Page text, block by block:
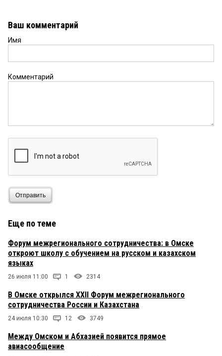
Ваш комментарий
Имя
Комментарий
Отправить
Еще по теме
Форум межрегионального сотрудничества: в Омске
откроют школу с обучением на русском и казахском
языках
26 июля 11:00 1 2314
В Омске открылся XXII Форум межрегионального
сотрудничества России и Казахстана
24 июля 10:30 12 3749
Между Омском и Абхазией появится прямое
авиасообщение